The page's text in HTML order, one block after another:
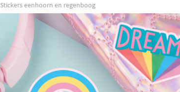
Stickers eenhoorn en regenboog